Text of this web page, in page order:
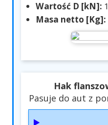
Wartość D [kN]:
Masa netto [Kg]:
Hak
Pasuje do aut z